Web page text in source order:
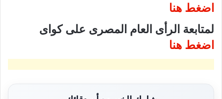
اضغط هنا
لمتابعة الرأى العام المصرى على كواى
اضغط هنا